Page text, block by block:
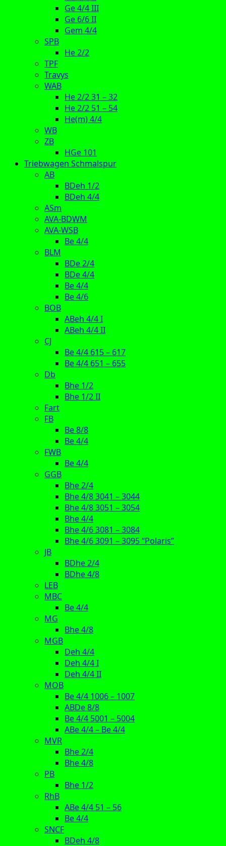
Ge 4/4 III
Ge 6/6 II
Gem 4/4
SPB
He 2/2
TPF
Travys
WAB
He 2/2 31 – 32
He 2/2 51 – 54
He(m) 4/4
WB
ZB
HGe 101
Triebwagen Schmalspur
AB
BDeh 1/2
BDeh 4/4
ASm
AVA-BDWM
AVA-WSB
Be 4/4
BLM
BDe 2/4
BDe 4/4
Be 4/4
Be 4/6
BOB
ABeh 4/4 I
ABeh 4/4 II
CJ
Be 4/4 615 – 617
Be 4/4 651 – 655
Db
Bhe 1/2
Bhe 1/2 II
Fart
FB
Be 8/8
Be 4/4
FWB
Be 4/4
GGB
Bhe 2/4
Bhe 4/8 3041 – 3044
Bhe 4/8 3051 – 3054
Bhe 4/4
Bhe 4/6 3081 – 3084
Bhe 4/6 3091 – 3095 “Polaris”
JB
BDhe 2/4
BDhe 4/8
LEB
MBC
Be 4/4
MG
Bhe 4/8
MGB
Deh 4/4
Deh 4/4 I
Deh 4/4 II
MOB
Be 4/4 1006 – 1007
ABDe 8/8
Be 4/4 5001 – 5004
ABe 4/4 – Be 4/4
MVR
Bhe 2/4
Bhe 4/8
PB
Bhe 1/2
RhB
ABe 4/4 51 – 56
Be 4/4
SNCF
BDeh 4/8